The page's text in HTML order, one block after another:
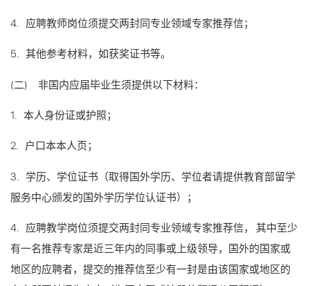
4. 应聘教师岗位须提交两封同专业领域专家推荐信；
5. 其他参考材料，如获奖证书等。
(二) 非国内应届毕业生须提供以下材料：
1. 本人身份证或护照；
2. 户口本本人页；
3. 学历、学位证书（取得国外学历、学位者请提供教育部留学
服务中心颁发的国外学历学位认证书）；
4. 应聘教学岗位须提交两封同专业领域专家推荐信， 其中至少
有一名推荐专家是近三年内的同事或上级领导，国外的国家或
地区的应聘者，提交的推荐信至少有一封是由该国家或地区的